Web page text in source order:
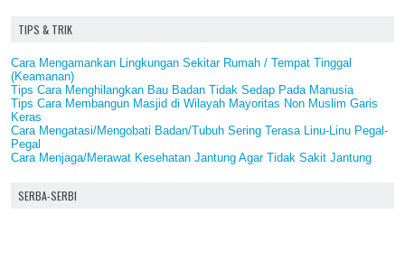
TIPS & TRIK
Cara Mengamankan Lingkungan Sekitar Rumah / Tempat Tinggal
(Keamanan)
Tips Cara Menghilangkan Bau Badan Tidak Sedap Pada Manusia
Tips Cara Membangun Masjid di Wilayah Mayoritas Non Muslim Garis
Keras
Cara Mengatasi/Mengobati Badan/Tubuh Sering Terasa Linu-Linu Pegal-
Pegal
Cara Menjaga/Merawat Kesehatan Jantung Agar Tidak Sakit Jantung
SERBA-SERBI